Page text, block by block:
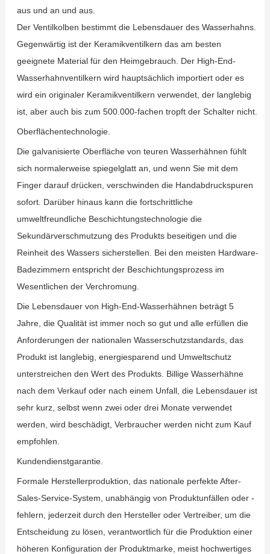
aus und an und aus.
Der Ventilkolben bestimmt die Lebensdauer des Wasserhahns.
Gegenwärtig ist der Keramikventilkern das am besten
geeignete Material für den Heimgebrauch. Der High-End-
Wasserhahnventilkern wird hauptsächlich importiert oder es
wird ein originaler Keramikventilkern verwendet, der langlebig
ist, aber auch bis zum 500.000-fachen tropft der Schalter nicht.
Oberflächentechnologie.
Die galvanisierte Oberfläche von teuren Wasserhähnen fühlt
sich normalerweise spiegelglatt an, und wenn Sie mit dem
Finger darauf drücken, verschwinden die Handabdruckspuren
sofort. Darüber hinaus kann die fortschrittliche
umweltfreundliche Beschichtungstechnologie die
Sekundärverschmutzung des Produkts beseitigen und die
Reinheit des Wassers sicherstellen. Bei den meisten Hardware-
Badezimmern entspricht der Beschichtungsprozess im
Wesentlichen der Verchromung.
Die Lebensdauer von High-End-Wasserhähnen beträgt 5
Jahre, die Qualität ist immer noch so gut und alle erfüllen die
Anforderungen der nationalen Wasserschutzstandards, das
Produkt ist langlebig, energiesparend und Umweltschutz
unterstreichen den Wert des Produkts. Billige Wasserhähne
nach dem Verkauf oder nach einem Unfall, die Lebensdauer ist
sehr kurz, selbst wenn zwei oder drei Monate verwendet
werden, wird beschädigt, Verbraucher werden nicht zum Kauf
empfohlen.
Kundendienstgarantie.
Formale Herstellerproduktion, das nationale perfekte After-
Sales-Service-System, unabhängig von Produktunfällen oder -
fehlern, jederzeit durch den Hersteller oder Vertreiber, um die
Entscheidung zu lösen, verantwortlich für die Produktion einer
höheren Konfiguration der Produktmarke, meist hochwertiges